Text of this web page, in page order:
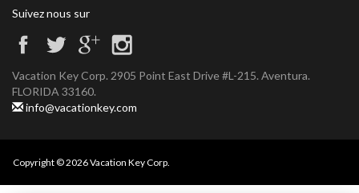
Suivez nous sur
Vacation Key Corp. 2905 Point East Drive #L-215. Aventura.
FLORIDA 33160.
info@vacationkey.com
Copyright © 2026 Vacation Key Corp.